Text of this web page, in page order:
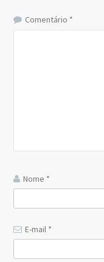
Comentário *
Nome *
E-mail *